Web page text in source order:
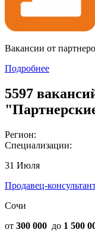
Вакансии от
Подробнее
5597
Регион:
Специализации:
31 Июля
Продавец-
Сочи
от 300 000 до 1 500